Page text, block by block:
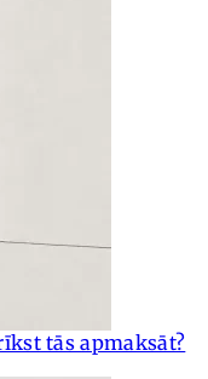
tās apmaksāt?